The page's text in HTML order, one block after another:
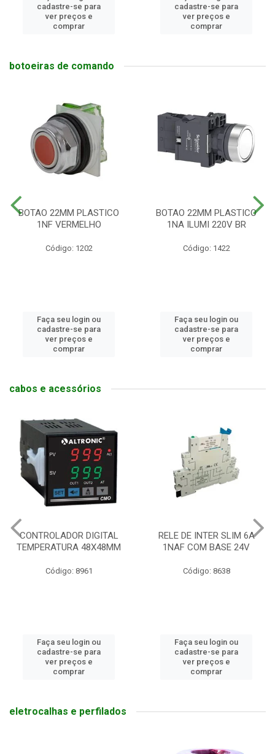
cadastre-se para
ver preços e
comprar
cadastre-se para
ver preços e
comprar
botoeiras de comando
BOTAO 22MM PLASTICO
1NF VERMELHO
Código: 1202
Faça seu login ou
cadastre-se para
ver preços e
comprar
BOTAO 22MM PLASTICO
1NA ILUMI 220V BR
Código: 1422
Faça seu login ou
cadastre-se para
ver preços e
comprar
cabos e acessórios
CONTROLADOR DIGITAL
TEMPERATURA 48X48MM
Código: 8961
Faça seu login ou
cadastre-se para
ver preços e
comprar
RELE DE INTER SLIM 6A
1NAF COM BASE 24V
Código: 8638
Faça seu login ou
cadastre-se para
ver preços e
comprar
eletrocalhas e perfilados